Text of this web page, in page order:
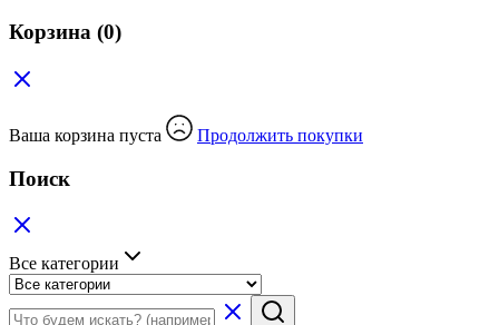
Корзина (0)
Ваша корзина пуста Продолжить покупки
Поиск
Все категории